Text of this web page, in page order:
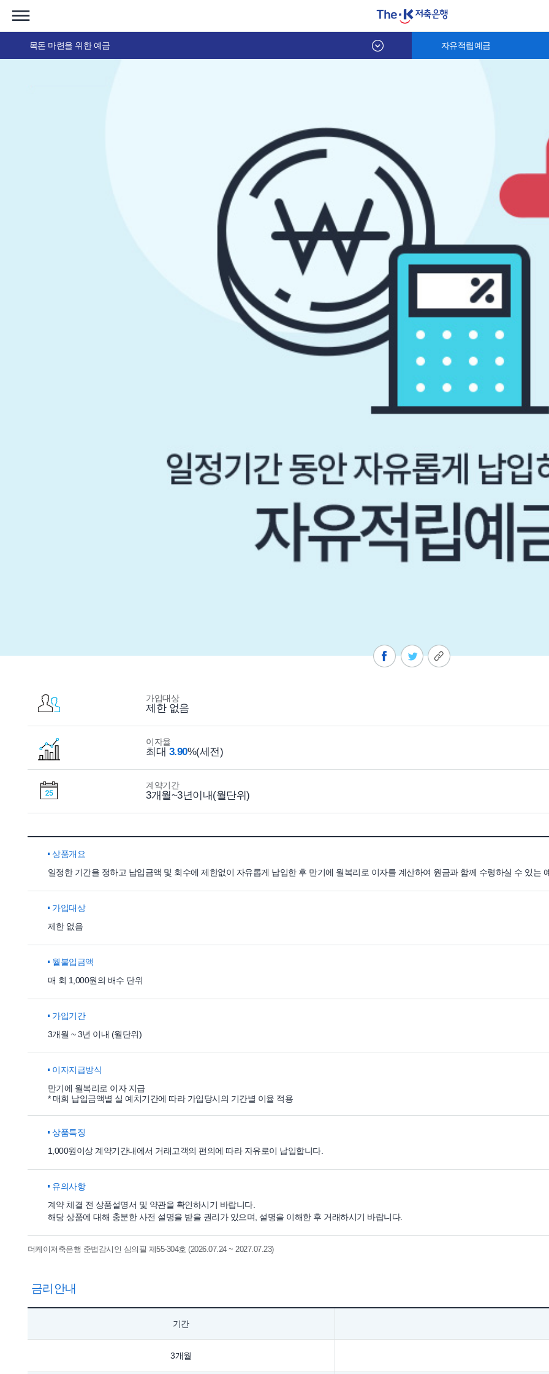
목돈 마련을 위한 예금 자유적립예금
가입대상
제한 없음
이자율
최대 3.90%(세전)
계약기간
3개월~3년이내(월단위)
상품개요
일정한 기간을 정하고 납입금액 및 회수에 제한없이 자유롭게 납입한 후 만기에 월복리로 이자를 계산하여 원금과 함께 수령하실 수 있는
가입대상
제한 없음
월불입금액
매 회 1,000원의 배수 단위
가입기간
3개월 ~ 3년 이내 (월단위)
이자지급방식
만기에 월복리로 이자 지급
* 매회 납입금액별 실 예치기간에 따라 가입당시의 기간별 이율 적용
상품특징
1,000원이상 계약기간내에서 거래고객의 편의에 따라 자유로이 납입합니다.
유의사항
계약 체결 전 상품설명서 및 약관을 확인하시기 바랍니다.
해당 상품에 대해 충분한 사전 설명을 받을 권리가 있으며, 설명을 이해한 후 거래하시기 바랍니다.
더케이저축은행 준법감시인 심의필 제55-304호 (2026.07.24 ~ 2027.07.23)
금리안내
기간
3개월